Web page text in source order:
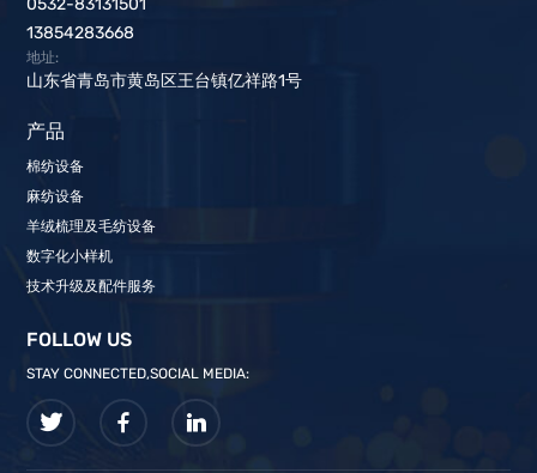
13854283668
地址:
山东省青岛市黄岛区王台镇亿祥路1号
产品
棉纺设备
麻纺设备
羊绒梳理及毛纺设备
数字化小样机
技术升级及配件服务
FOLLOW US
STAY CONNECTED,SOCIAL MEDIA: